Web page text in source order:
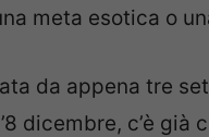
meta esotica o
da appena tre
dicembre, c’è